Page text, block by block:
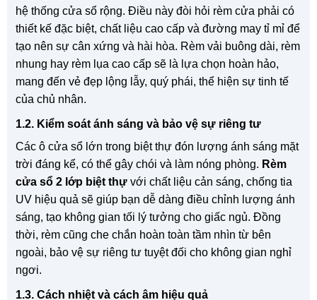
hệ thống cửa sổ rộng. Điều này đòi hỏi rèm cửa phải có
thiết kế đặc biệt, chất liệu cao cấp và đường may tỉ mỉ để
tạo nên sự cân xứng và hài hòa. Rèm vải buông dài, rèm
nhung hay rèm lụa cao cấp sẽ là lựa chọn hoàn hảo,
mang đến vẻ đẹp lộng lẫy, quý phái, thể hiện sự tinh tế
của chủ nhân.
1.2. Kiểm soát ánh sáng và bảo vệ sự riêng tư
Các ô cửa sổ lớn trong biệt thự đón lượng ánh sáng mặt
trời đáng kể, có thể gây chói và làm nóng phòng. Rèm
cửa sổ 2 lớp biệt thự với chất liệu cản sáng, chống tia
UV hiệu quả sẽ giúp bạn dễ dàng điều chỉnh lượng ánh
sáng, tạo không gian tối lý tưởng cho giấc ngủ. Đồng
thời, rèm cũng che chắn hoàn toàn tầm nhìn từ bên
ngoài, bảo vệ sự riêng tư tuyệt đối cho không gian nghỉ
ngơi.
1.3. Cách nhiệt và cách âm hiệu quả